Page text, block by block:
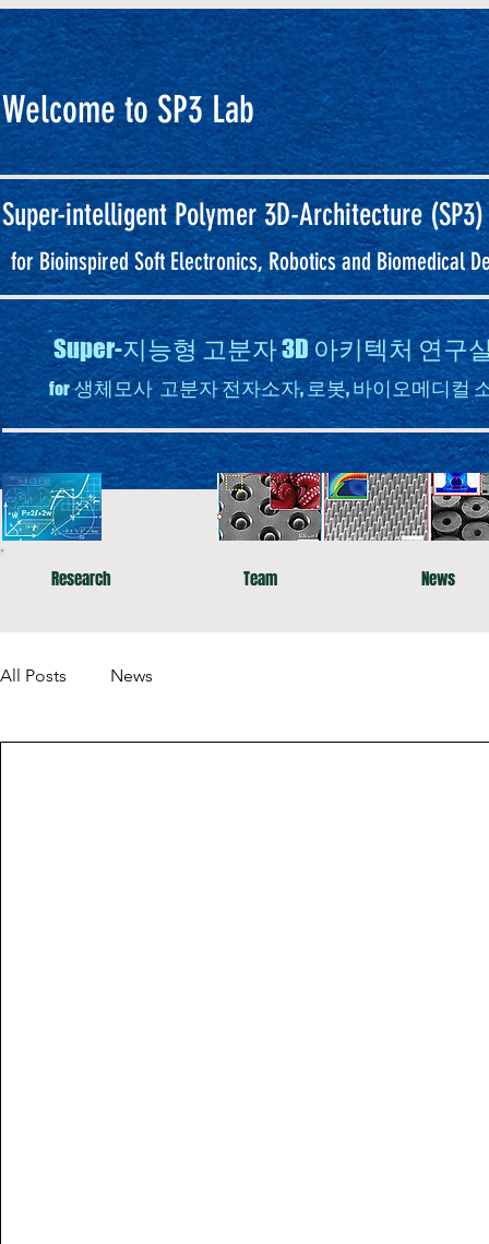
Welcome to SP3 Lab
Super-intelligentPolymer 3D-Architecture (SP3)
for Bioinspired Soft Electronics, Robotics and Biomedical
Super-지능형 고분자 3D 아키텍처 연
for 생체모사 고분자 전자소자, 로봇, 바이오메디컬
Research Team News
All Posts News